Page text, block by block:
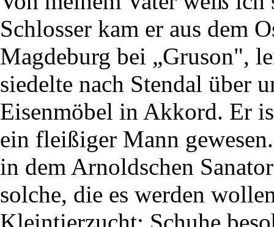
Schlosser kam er aus dem
Magdeburg bei „Gruson",
siedelte nach Stendal über
Eisenmöbel in Akkord. Er
ein fleißiger Mann
in dem Arnoldschen
solche, die es werden